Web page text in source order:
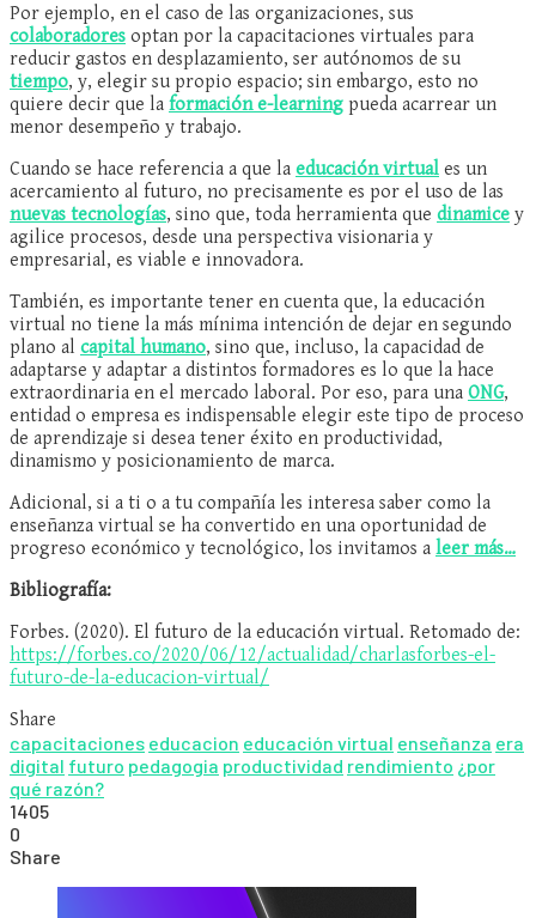
Por ejemplo, en el caso de las organizaciones, sus
colaboradores optan por la capacitaciones virtuales para
reducir gastos en desplazamiento, ser autónomos de su
tiempo, y, elegir su propio espacio; sin embargo, esto no
quiere decir que la formación e-learning pueda acarrear un
menor desempeño y trabajo.
Cuando se hace referencia a que la educación virtual es un
acercamiento al futuro, no precisamente es por el uso de las
nuevas tecnologías, sino que, toda herramienta que dinamice y
agilice procesos, desde una perspectiva visionaria y
empresarial, es viable e innovadora.
También, es importante tener en cuenta que, la educación
virtual no tiene la más mínima intención de dejar en segundo
plano al capital humano, sino que, incluso, la capacidad de
adaptarse y adaptar a distintos formadores es lo que la hace
extraordinaria en el mercado laboral. Por eso, para una ONG,
entidad o empresa es indispensable elegir este tipo de proceso
de aprendizaje si desea tener éxito en productividad,
dinamismo y posicionamiento de marca.
Adicional, si a ti o a tu compañía les interesa saber como la
enseñanza virtual se ha convertido en una oportunidad de
progreso económico y tecnológico, los invitamos a leer más…
Bibliografía:
Forbes. (2020). El futuro de la educación virtual. Retomado de:
https://forbes.co/2020/06/12/actualidad/charlasforbes-el-
futuro-de-la-educacion-virtual/
Share
capacitaciones educacion educación virtual enseñanza era
digital futuro pedagogia productividad rendimiento ¿por
qué razón?
1405
0
Share